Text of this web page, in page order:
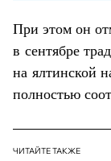
При этом он
в сентябре
на ялтинской
полностью
ЧИТАЙТЕ ТАКЖЕ